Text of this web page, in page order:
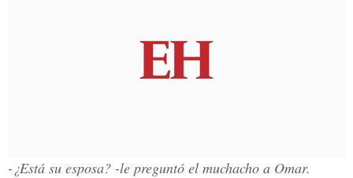
-¿Está su esposa? -le preguntó el muchacho a Omar.